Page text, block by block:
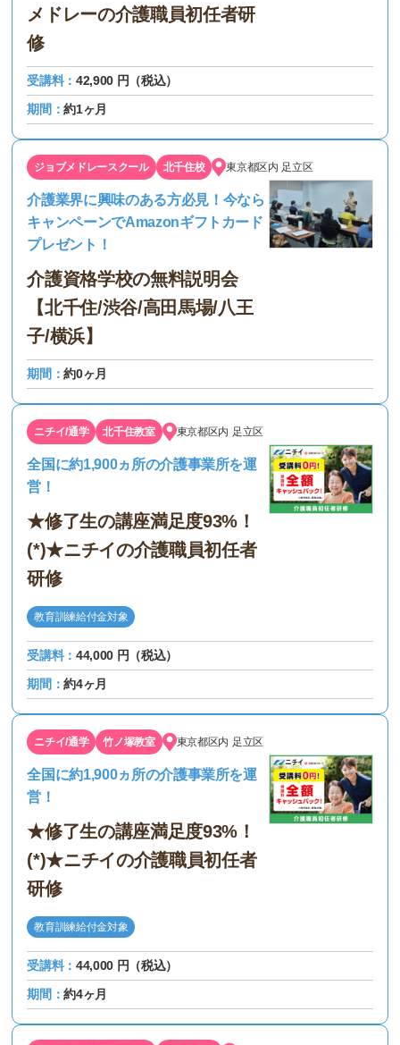
メドレーの介護職員初任者研
修
受講料：42,900 円（税込）
期間：約1ヶ月
ジョブメドレースクール 北千住校 東京都区内 足立区
介護業界に興味のある方必見！今なら
キャンペーンでAmazonギフトカード
プレゼント！
介護資格学校の無料説明会
【北千住/渋谷/高田馬場/八王
子/横浜】
期間：約0ヶ月
ニチイ/通学 北千住教室 東京都区内 足立区
全国に約1,900ヵ所の介護事業所を運
営！
★修了生の講座満足度93%！
(*)★ニチイの介護職員初任者
研修
教育訓練給付金対象
受講料：44,000 円（税込）
期間：約4ヶ月
ニチイ/通学 竹ノ塚教室 東京都区内 足立区
全国に約1,900ヵ所の介護事業所を運
営！
★修了生の講座満足度93%！
(*)★ニチイの介護職員初任者
研修
教育訓練給付金対象
受講料：44,000 円（税込）
期間：約4ヶ月